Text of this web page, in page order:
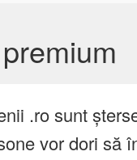
.ro sunt
vor dori să